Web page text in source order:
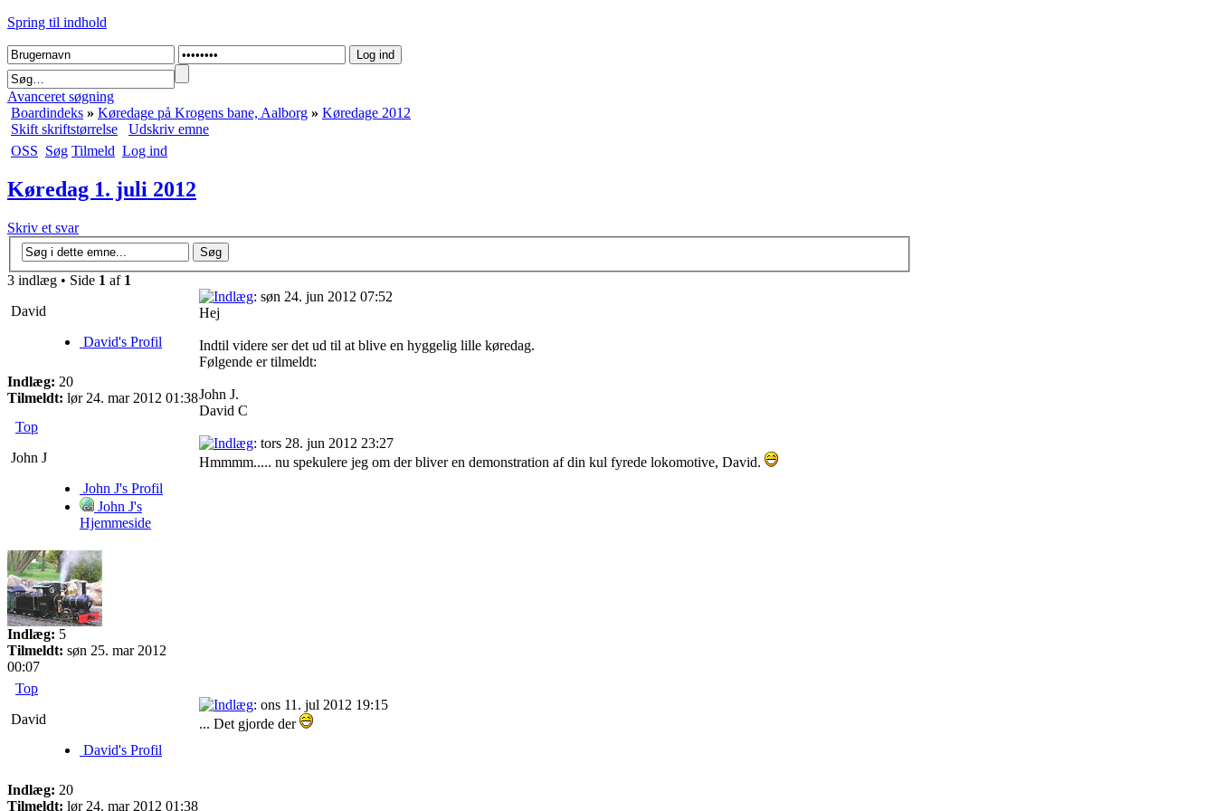
Spring til indhold
Avanceret søgning
Boardindeks » Køredage på Krogens bane, Aalborg » Køredage 2012
Skift skriftstørrelse
Udskriv emne
OSS Søg Tilmeld Log ind
Køredag 1. juli 2012
Skriv et svar
3 indlæg • Side 1 af 1
David
David's Profil
Indlæg: 20
Tilmeldt: lør 24. mar 2012 01:38
: søn 24. jun 2012 07:52
Hej
Indtil videre ser det ud til at blive en hyggelig lille køredag.
Følgende er tilmeldt:
John J.
David C
Top
John J
John J's Profil
John J's
Hjemmeside
Indlæg: 5
Tilmeldt: søn 25. mar 2012
00:07
: tors 28. jun 2012 23:27
Hmmmm..... nu spekulere jeg om der bliver en demonstration af din kul fyrede lokomotive, David.
Top
David
David's Profil
Indlæg: 20
Tilmeldt: lør 24. mar 2012 01:38
: ons 11. jul 2012 19:15
... Det gjorde der